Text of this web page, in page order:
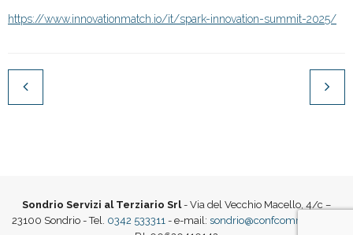
https://www.innovationmatch.io/it/spark-innovation-summit-2025/
Sondrio Servizi al Terziario Srl- Via del Vecchio Macello, 4/c –
23100 Sondrio - Tel. 0342 533311 - e-mail: sondrio@confcommercio.it